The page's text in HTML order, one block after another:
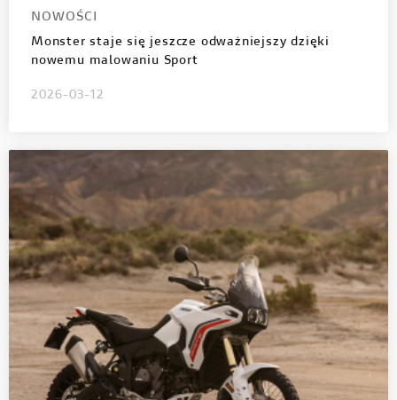
NOWOŚCI
Monster staje się jeszcze odważniejszy dzięki
nowemu malowaniu Sport
2026-03-12